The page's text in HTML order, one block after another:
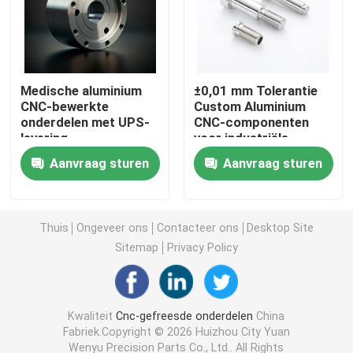
CNC Draaiende Malendelen
CNC Roestvrij staaldelen
CNC Messingsdelen
Lasersnijdende onderdelen
CNC het Stempelen Delen
3D-geprinte onderdelen
Medische aluminium
CNC-bewerkte
onderdelen met UPS-
levering
Aanvraag sturen
±0,01 mm Tolerantie
Custom Aluminium
CNC-componenten
voor industriële
toepassingen
Aanvraag sturen
Thuis Ongeveer ons Contacteer ons
Desktop Site
Sitemap
Privacy Policy
KwaliteitCnc-gefreesde onderdelen China
Fabriek.Copyright © 2026 Huizhou City Yuan
Wenyu Precision Parts Co., Ltd.. All Rights